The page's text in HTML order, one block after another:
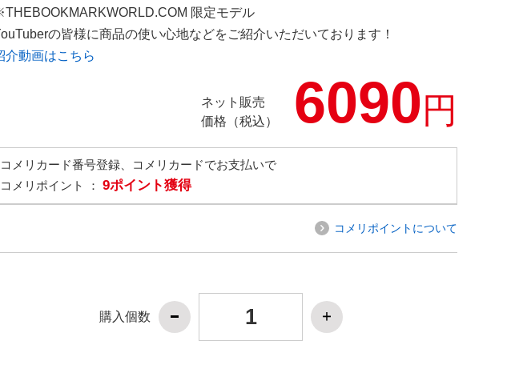
限定モデル
の皆様に商品の使い心地などをご紹介いただいております！
介動画はこちら
ネット販売
価格（税込）
6090円
コメリカード番号登録、コメリカードでお支払いで
コメリポイント ： 9ポイント獲得
コメリポイントについて
購入個数